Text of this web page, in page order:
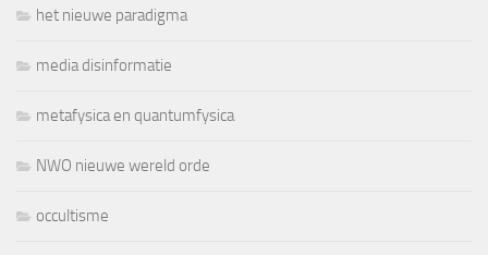
het nieuwe paradigma
media disinformatie
metafysica en quantumfysica
NWO nieuwe wereld orde
occultisme